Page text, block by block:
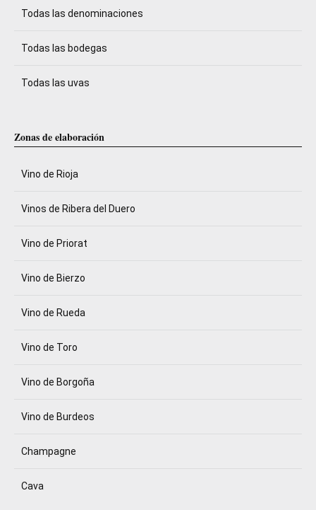
Todas las denominaciones
Todas las bodegas
Todas las uvas
Zonas de elaboración
Vino de Rioja
Vinos de Ribera del Duero
Vino de Priorat
Vino de Bierzo
Vino de Rueda
Vino de Toro
Vino de Borgoña
Vino de Burdeos
Champagne
Cava